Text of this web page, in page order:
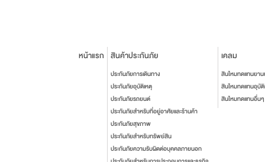
หน้าแรก สินค้าประกันภัย
ประกันภัยการเดินทาง
ประกันภัยอุบัติเหตุ
ประกันภัยรถยนต์
ประกันภัยสำหรับที่อยู่อาศัยและร้านค้า
ประกันภัยสุขภาพ
ประกันภัยสำหรับทรัพย์สิน
ประกันภัยความรับผิดต่อบุคคลภายนอก
เคลม
สินไหมทดแทนยา
สินไหมทดแทนอุบั
สินไหมทดแทนอื่นๆ